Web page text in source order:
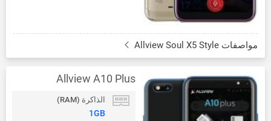
مواصفات Allview Soul X5 Style
Allview A10 Plus
الذاكرة (RAM)
1GB